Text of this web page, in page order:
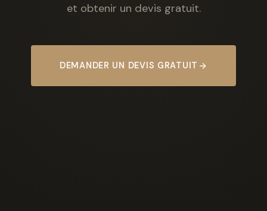
et obtenir un devis gratuit.
DEMANDER UN DEVIS GRATUIT